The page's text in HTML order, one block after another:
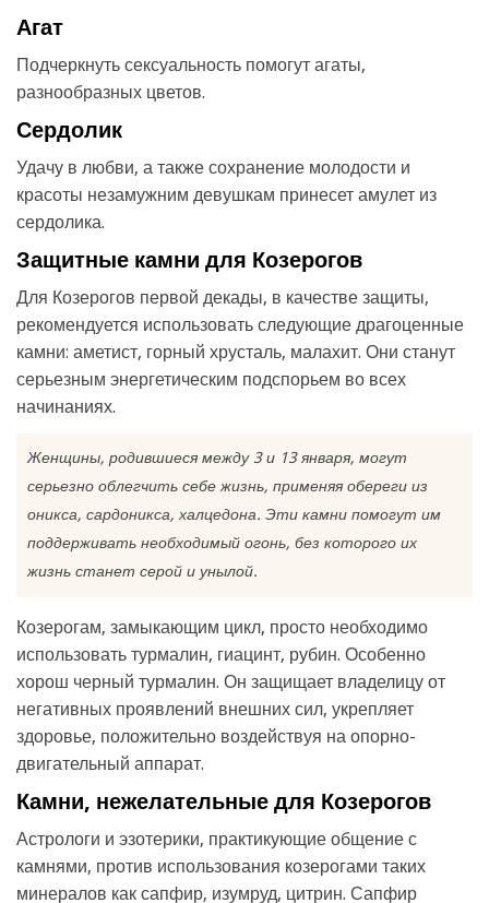
Агат
Подчеркнуть сексуальность помогут агаты,
разнообразных цветов.
Сердолик
Удачу в любви, а также сохранение молодости и
красоты незамужним девушкам принесет амулет из
сердолика.
Защитные камни для Козерогов
Для Козерогов первой декады, в качестве защиты,
рекомендуется использовать следующие драгоценные
камни: аметист, горный хрусталь, малахит. Они станут
серьезным энергетическим подспорьем во всех
начинаниях.
Женщины, родившиеся между 3 и 13 января, могут
серьезно облегчить себе жизнь, применяя обереги из
оникса, сардоникса, халцедона. Эти камни помогут им
поддерживать необходимый огонь, без которого их
жизнь станет серой и унылой.
Козерогам, замыкающим цикл, просто необходимо
использовать турмалин, гиацинт, рубин. Особенно
хорош черный турмалин. Он защищает владелицу от
негативных проявлений внешних сил, укрепляет
здоровье, положительно воздействуя на опорно-
двигательный аппарат.
Камни, нежелательные для Козерогов
Астрологи и эзотерики, практикующие общение с
камнями, против использования козерогами таких
минералов как сапфир, изумруд, цитрин. Сапфир